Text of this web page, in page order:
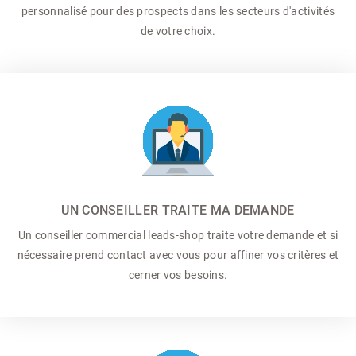
personnalisé pour des prospects dans les secteurs d'activités
de votre choix.
UN CONSEILLER TRAITE MA DEMANDE
Un conseiller commercial
leads-shop traite votre demande et si
nécessaire prend contact avec vous pour affiner vos critères et
cerner vos besoins.